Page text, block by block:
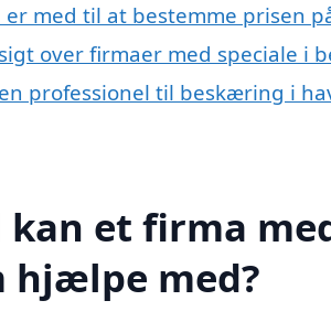
er med til at bestemme prisen
over firmaer med speciale i
professionel til beskæring i
kan et firma
hjælpe med?